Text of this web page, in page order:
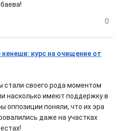
0
курс на очищение от
стали своего рода моментом
насколько имеют поддержку в
оппозиции поняли, что их эра
даже на участках